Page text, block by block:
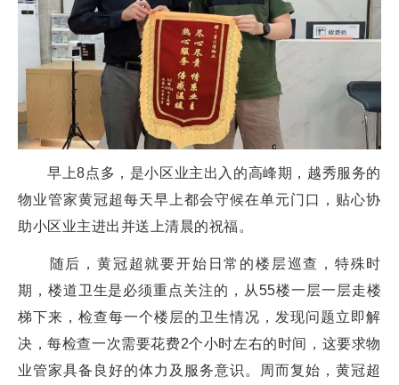
早上8点多，是小区业主出入的高峰期，越秀服务的
物业管家黄冠超每天早上都会守候在单元门口，贴心协
助小区业主进出并送上清晨的祝福。
随后，黄冠超就要开始日常的楼层巡查，特殊时
期，楼道卫生是必须重点关注的，从55楼一层一层走楼
梯下来，检查每一个楼层的卫生情况，发现问题立即解
决，每检查一次需要花费2个小时左右的时间，这要求物
业管家具备良好的体力及服务意识。周而复始，黄冠超